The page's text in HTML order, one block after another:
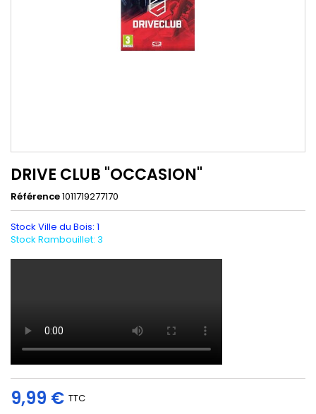
DRIVE CLUB "OCCASION"
Référence1011719277170
Stock Ville du Bois: 1
Stock Rambouillet: 3
9,99 € TTC